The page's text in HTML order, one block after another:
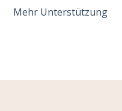
anzeigen
Mehr Unterstützung